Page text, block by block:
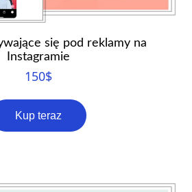
się pod reklamy na
Instagramie
150$
Kup teraz